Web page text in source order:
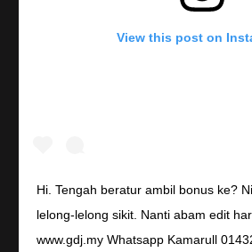
View this post on
Hi. Tengah beratur ambil bonus ke?
lelong-lelong sikit. Nanti abam edit
www.gdj.my Whatsapp Kamarull